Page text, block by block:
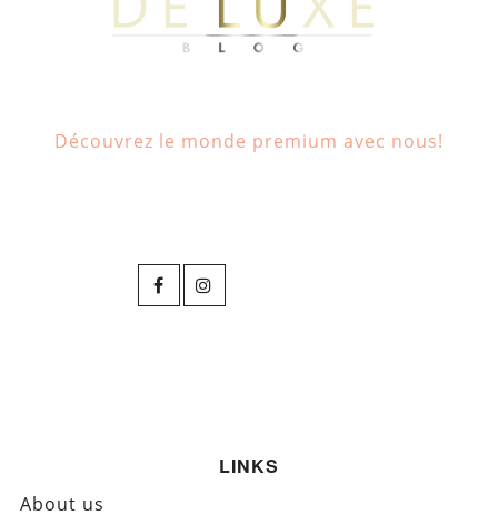
Découvrez le monde premium avec nous!
LINKS
About us